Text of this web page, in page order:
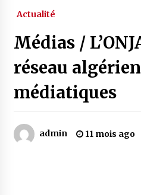
Magie de sorcier
4 ans ago
Oum el Gaïla /
4 ans ago
Actualité
Médias /
réseau
médiatiques
admin 11 mois ago